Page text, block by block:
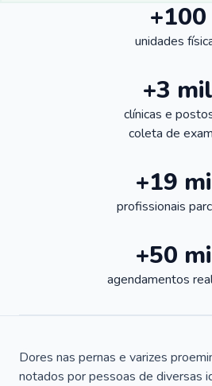
+100
unidades
+3 mil
clínicas e
coleta de
+19
profissionais
+50
agendamentos
Dores nas pernas e varizes
notados por pessoas de diversas